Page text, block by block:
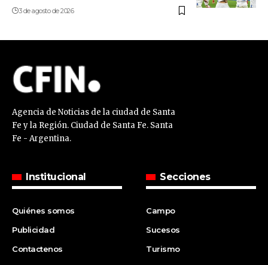
3 de agosto de 2026
Agencia de Noticias de la ciudad de Santa
Fe y la Región. Ciudad de Santa Fe. Santa
Fe - Argentina.
Institucional
Quiénes somos
Publicidad
Contactenos
Secciones
Campo
Sucesos
Turismo